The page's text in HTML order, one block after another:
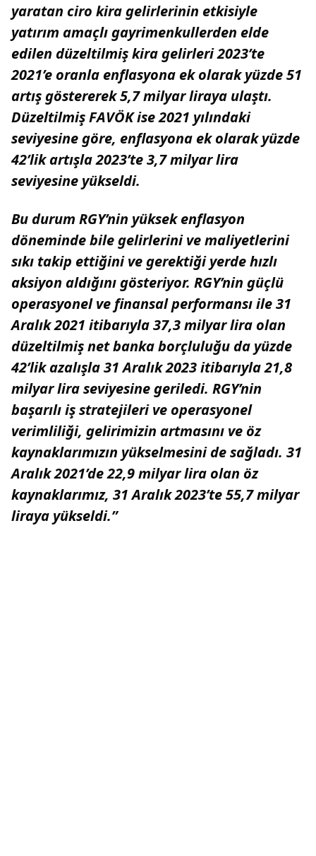
yaratan ciro kira gelirlerinin etkisiyle
yatırım amaçlı gayrimenkullerden elde
edilen düzeltilmiş kira gelirleri 2023’te
2021’e oranla enflasyona ek olarak yüzde 51
artış göstererek 5,7 milyar liraya ulaştı.
Düzeltilmiş FAVÖK ise 2021 yılındaki
seviyesine göre, enflasyona ek olarak yüzde
42’lik artışla 2023’te 3,7 milyar lira
seviyesine yükseldi.
Bu durum RGY’nin yüksek enflasyon
döneminde bile gelirlerini ve maliyetlerini
sıkı takip ettiğini ve gerektiği yerde hızlı
aksiyon aldığını gösteriyor. RGY’nin güçlü
operasyonel ve finansal performansı ile 31
Aralık 2021 itibarıyla 37,3 milyar lira olan
düzeltilmiş net banka borçluluğu da yüzde
42’lik azalışla 31 Aralık 2023 itibarıyla 21,8
milyar lira seviyesine geriledi. RGY’nin
başarılı iş stratejileri ve operasyonel
verimliliği, gelirimizin artmasını ve öz
kaynaklarımızın yükselmesini de sağladı. 31
Aralık 2021’de 22,9 milyar lira olan öz
kaynaklarımız, 31 Aralık 2023’te 55,7 milyar
liraya yükseldi.”